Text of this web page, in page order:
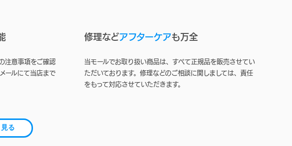
注意事項をご確認
ールにて当店まで
修理などアフターケアも万全
当モールでお取り扱い商品は、すべて正規品を販売させてい
ただいております。修理などのご相談に関しましては、責任
をもって対応させていただきます。
る